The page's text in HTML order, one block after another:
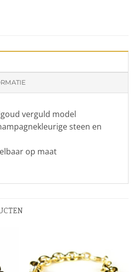
verguld model
steen en
op maat